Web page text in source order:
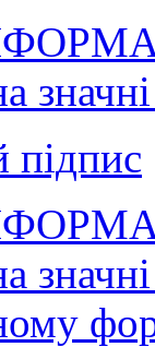
підпис